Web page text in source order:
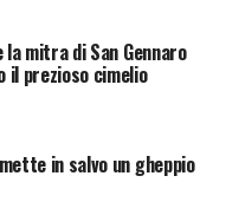
mitra di San Gennaro
il prezioso cimelio
in salvo un gheppio